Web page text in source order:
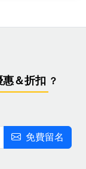
惠＆折扣 ？
免費留名